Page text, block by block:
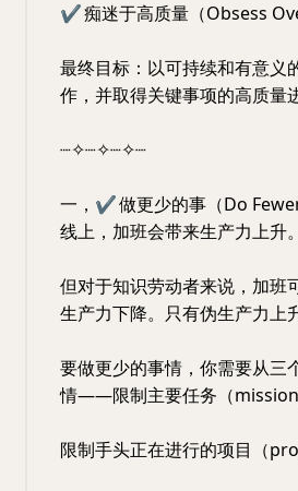
✔痴迷于高质量（Obsess
最终目标：以可持续和有意义
作，并取得关键事项的高质量
┈✧┈✧┈✧┈
一， ✔做更少的事（Do
线上，加班会带来生产力上升。
但对于知识劳动者来说，加班
生产力下降。只有伪生产力上升
要做更少的事情，你需要从三
情——限制主要任务（mission
限制手头正在进行的项目（